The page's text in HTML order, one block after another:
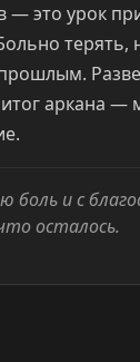
— это урок
терять,
аркана —
боль и с
осталось.